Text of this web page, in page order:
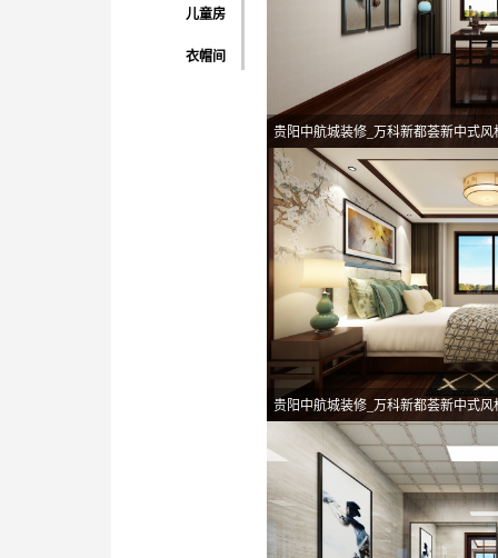
儿童房
衣帽间
贵阳中航城装修_万科新都荟新中式风
贵阳中航城装修_万科新都荟新中式风